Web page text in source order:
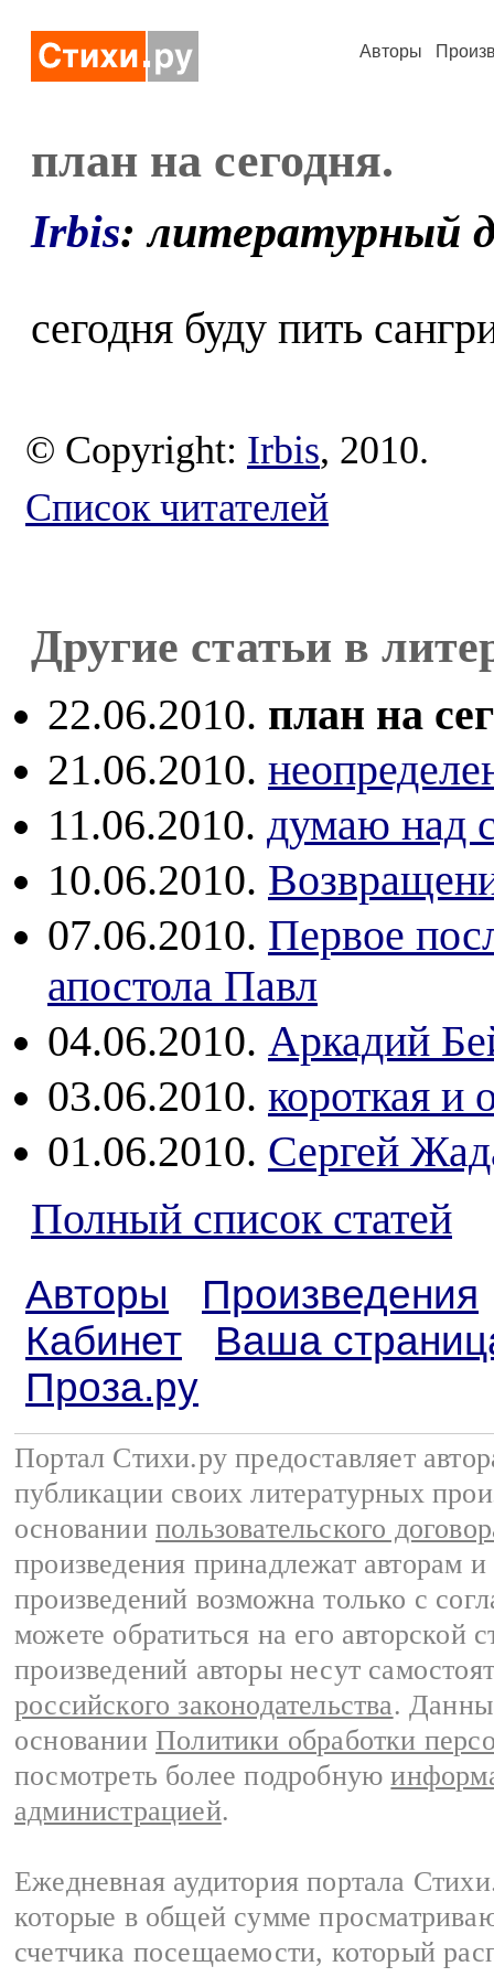
Авторы
план на сегодня.
Irbis: литературный
сегодня буду пить
© Copyright: Irbis, 2010.
Список читателей
Другие статьи в
22.06.2010. план на
21.06.2010.
11.06.2010. думаю над
10.06.2010.
07.06.2010. Первое
апостола Павл
04.06.2010. Аркадий
03.06.2010. короткая и
01.06.2010. Сергей
Полный список статей
Авторы
Произведения
Кабинет
Ваша
Проза.ру
Портал Стихи.ру предоставляет
публикации своих литературных
основании пользовательского
произведения принадлежат авторам
произведений возможна только с
можете обратиться на его авторской
произведений авторы несут
российского законодательства.
основании Политики обработки
посмотреть более подробную
администрацией.
Ежедневная аудитория портала
которые в общей сумме
счетчика посещаемости, который